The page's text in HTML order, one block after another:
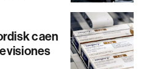
caen